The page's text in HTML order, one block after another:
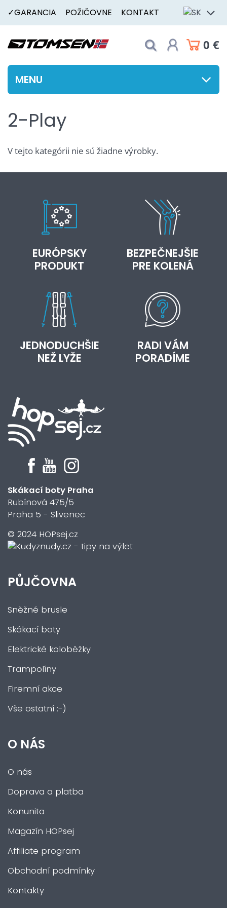
✓GARANCIA POŽIČOVNE KONTAKT
0 €
MENU
2-Play
V tejto kategórii nie sú žiadne výrobky.
EURÓPSKY
PRODUKT
BEZPEČNEJŠIE
PRE KOLENÁ
JEDNODUCHŠIE
NEŽ LYŽE
RADI VÁM
PORADÍME
Skákací boty Praha
Rubínová 475/5
Praha 5 - Slivenec
© 2024 HOPsej.cz
PŮJČOVNA
Sněžné brusle
Skákací boty
Elektrické koloběžky
Trampolíny
Firemní akce
Vše ostatní :-)
O NÁS
O nás
Doprava a platba
Konunita
Magazín HOPsej
Affiliate program
Obchodní podmínky
Kontakty